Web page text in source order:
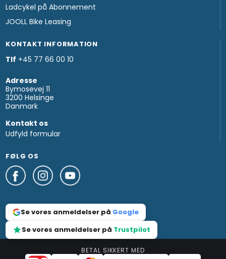
Ladcykel på Abonnement
JOOLL Bike Leasing
KONTAKT INFORMATION
Tlf +45 77 66 00 10
Adresse
Bymosevej 11
3200 Helsinge
Danmark
Kontakt os
Udfyld formular
FØLG OS
Se vores anmeldelser på Google
Se vores anmeldelser på Trustpilot
BETAL SIKKERT MED